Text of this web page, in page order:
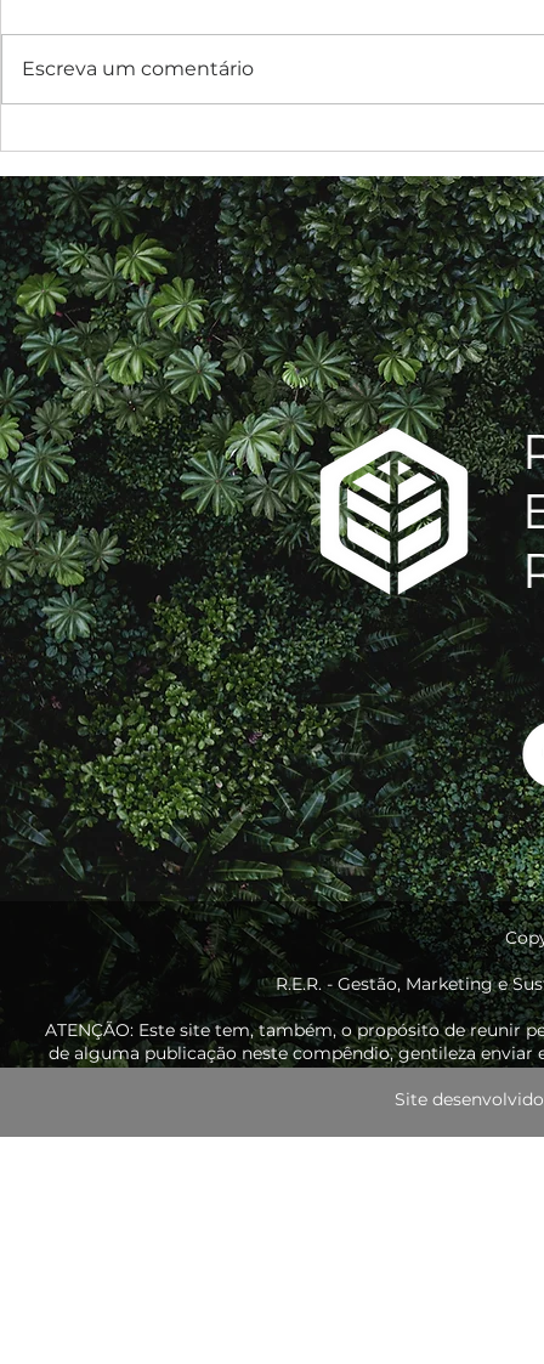
Escreva um comentário
R.E.R. - Gestão, Marketing e
ATENÇÃO: Este site tem, também, o propósito de reunir
de alguma publicação neste compêndio, gentileza
Site